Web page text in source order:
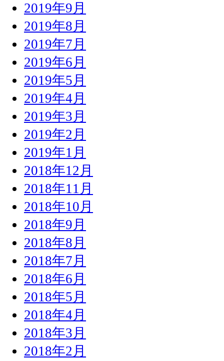
2019年9月
2019年8月
2019年7月
2019年6月
2019年5月
2019年4月
2019年3月
2019年2月
2019年1月
2018年12月
2018年11月
2018年10月
2018年9月
2018年8月
2018年7月
2018年6月
2018年5月
2018年4月
2018年3月
2018年2月